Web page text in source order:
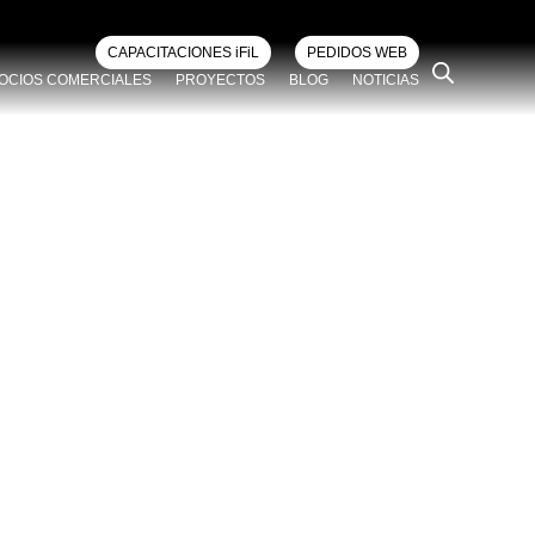
CAPACITACIONES iFiL
PEDIDOS WEB
COMERCIALES PROYECTOS BLOG NOTICIAS